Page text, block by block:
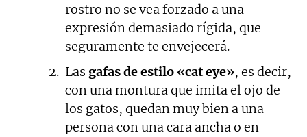
rostro no se vea forzado a una
expresión demasiado rígida, que
seguramente te envejecerá.
Las gafas de estilo «cat eye», es decir,
con una montura que imita el ojo de
los gatos, quedan muy bien a una
persona con una cara ancha o en